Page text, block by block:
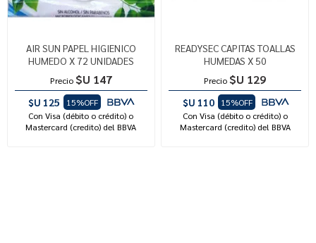
AIR SUN PAPEL HIGIENICO
HUMEDO X 72 UNIDADES
Precio $U 147
$U 125
15%OFF
Con Visa (débito o crédito) o
Mastercard (credito) del BBVA
READYSEC CAPITAS TOALLAS
HUMEDAS X 50
Precio $U 129
$U 110
15%OFF
Con Visa (débito o crédito) o
Mastercard (credito) del BBVA